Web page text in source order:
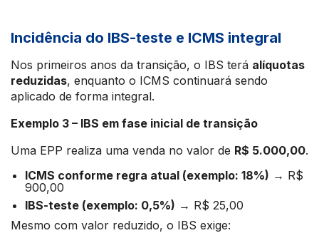
Incidência do IBS-teste e ICMS integral
Nos primeiros anos da transição, o IBS terá alíquotas
reduzidas, enquanto o ICMS continuará sendo
aplicado de forma integral.
Exemplo 3 – IBS em fase inicial de transição
Uma EPP realiza uma venda no valor de R$ 5.000,00.
ICMS conforme regra atual (exemplo: 18%) → R$
900,00
IBS-teste (exemplo: 0,5%) → R$ 25,00
Mesmo com valor reduzido, o IBS exige: